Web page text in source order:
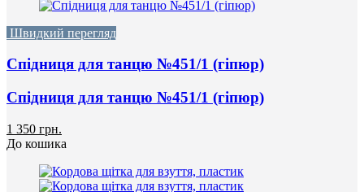
Швидкий перегляд
Спідниця для танцю №451/1 (гіпюр)
Спідниця для танцю №451/1 (гіпюр)
1 350 грн.
До кошика